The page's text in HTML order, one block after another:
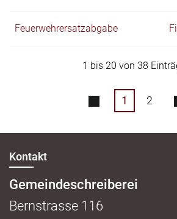
Feuerwehrersatzabgabe
1 bis 20 von 38
1 2
Kontakt
Gemeindeschreiberei
Bernstrasse 116